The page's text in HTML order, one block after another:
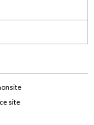
site